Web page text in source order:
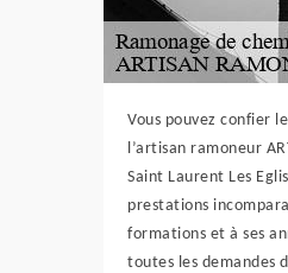
Vous pouvez confier
l’artisan ramoneur
Saint Laurent Les
prestations
formations et à ses
toutes les demandes